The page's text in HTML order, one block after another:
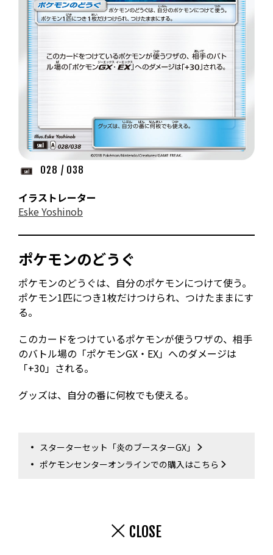
028 / 038
イラストレーター
Eske Yoshinob
ポケモンのどうぐ
ポケモンのどうぐは、自分のポケモンにつけて使う。
ポケモン1匹につき1枚だけつけられ、つけたままにす
る。
このカードをつけているポケモンが使うワザの、相手
のバトル場の「ポケモンGX・EX」へのダメージは
「+30」される。
グッズは、自分の番に何枚でも使える。
スターターセット「炎のブースターGX」
ポケモンセンターオンラインでの購入はこちら
CLOSE